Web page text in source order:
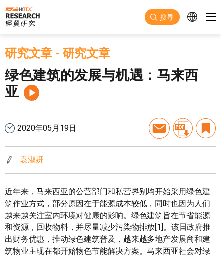
跳至主要内容
搜寻
研究文章 - 研究文章
绿色建筑的发展与机遇：马来西
亚
2020年05月19日
袁淑妍
近年来，马来西亚的公营部门和私营界别均开始采用绿色建
筑作业方式，部分原因在于能源成本较低，同时也因为人们
越来越关注室内环境对健康的影响。绿色建筑旨在节省能源
和资源，回收物料，并尽量减少污染物排放[1]。该国政府推
出财务优惠，推动绿色建筑普及，越来越多地产发展商和建
筑物业主现在都开始物色节能解决方案。马来西亚社会对绿